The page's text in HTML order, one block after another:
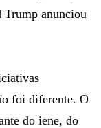
Trump anunciou
foi diferente. O
do iene, do